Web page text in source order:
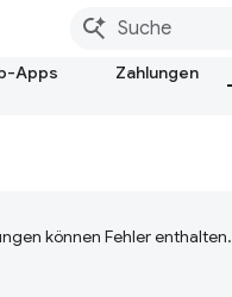
Apps Zahlungen
können Fehler enthalten.